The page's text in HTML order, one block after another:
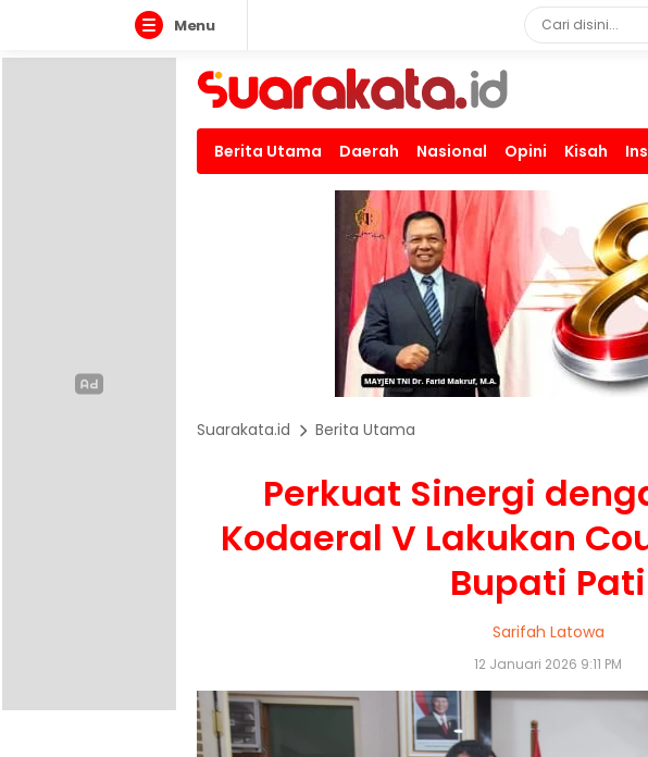
Menu
Berita Utama Daerah Nasional Opini Kisah
Suarakata.id Berita Utama
Perkuat Sinergi
Kodaeral V Lakukan
Bupati Pati
Sarifah Latowa
12 Januari 2026 9:11 PM